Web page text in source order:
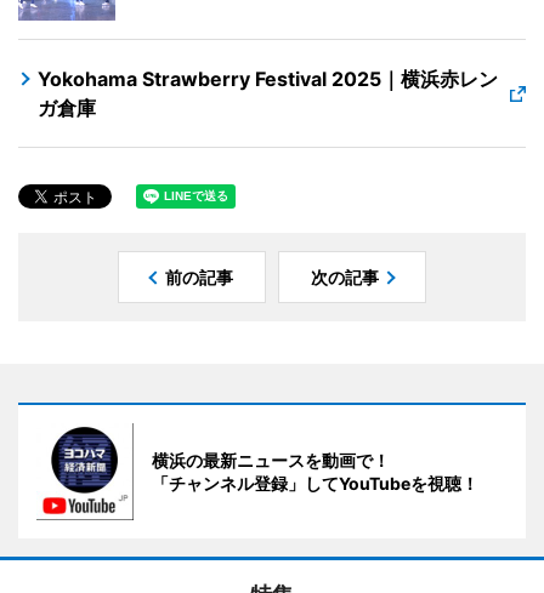
Yokohama Strawberry Festival 2025｜横浜赤レン
ガ倉庫
前の記事 次の記事
横浜の最新ニュースを動画で！
「チャンネル登録」してYouTubeを視聴！